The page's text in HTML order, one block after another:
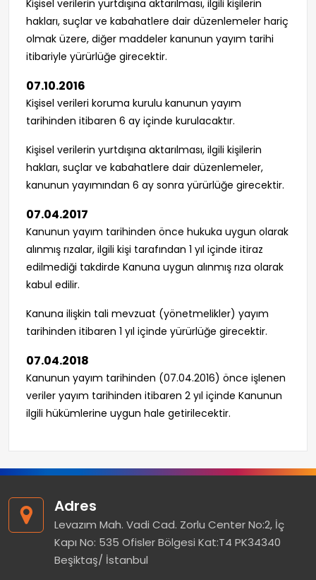
Kişisel verilerin yurtdışına aktarılması, ilgili kişilerin
hakları, suçlar ve kabahatlere dair düzenlemeler hariç
olmak üzere, diğer maddeler kanunun yayım tarihi
itibariyle yürürlüğe girecektir.
07.10.2016
Kişisel verileri koruma kurulu kanunun yayım
tarihinden itibaren 6 ay içinde kurulacaktır.
Kişisel verilerin yurtdışına aktarılması, ilgili kişilerin
hakları, suçlar ve kabahatlere dair düzenlemeler,
kanunun yayımından 6 ay sonra yürürlüğe girecektir.
07.04.2017
Kanunun yayım tarihinden önce hukuka uygun olarak
alınmış rızalar, ilgili kişi tarafından 1 yıl içinde itiraz
edilmediği takdirde Kanuna uygun alınmış rıza olarak
kabul edilir.
Kanuna ilişkin tali mevzuat (yönetmelikler) yayım
tarihinden itibaren 1 yıl içinde yürürlüğe girecektir.
07.04.2018
Kanunun yayım tarihinden (07.04.2016) önce işlenen
veriler yayım tarihinden itibaren 2 yıl içinde Kanunun
ilgili hükümlerine uygun hale getirilecektir.
Adres
Levazım Mah. Vadi Cad. Zorlu Center No:2, İç
Kapı No: 535 Ofisler Bölgesi Kat:T4 PK34340
Beşiktaş/ İstanbul